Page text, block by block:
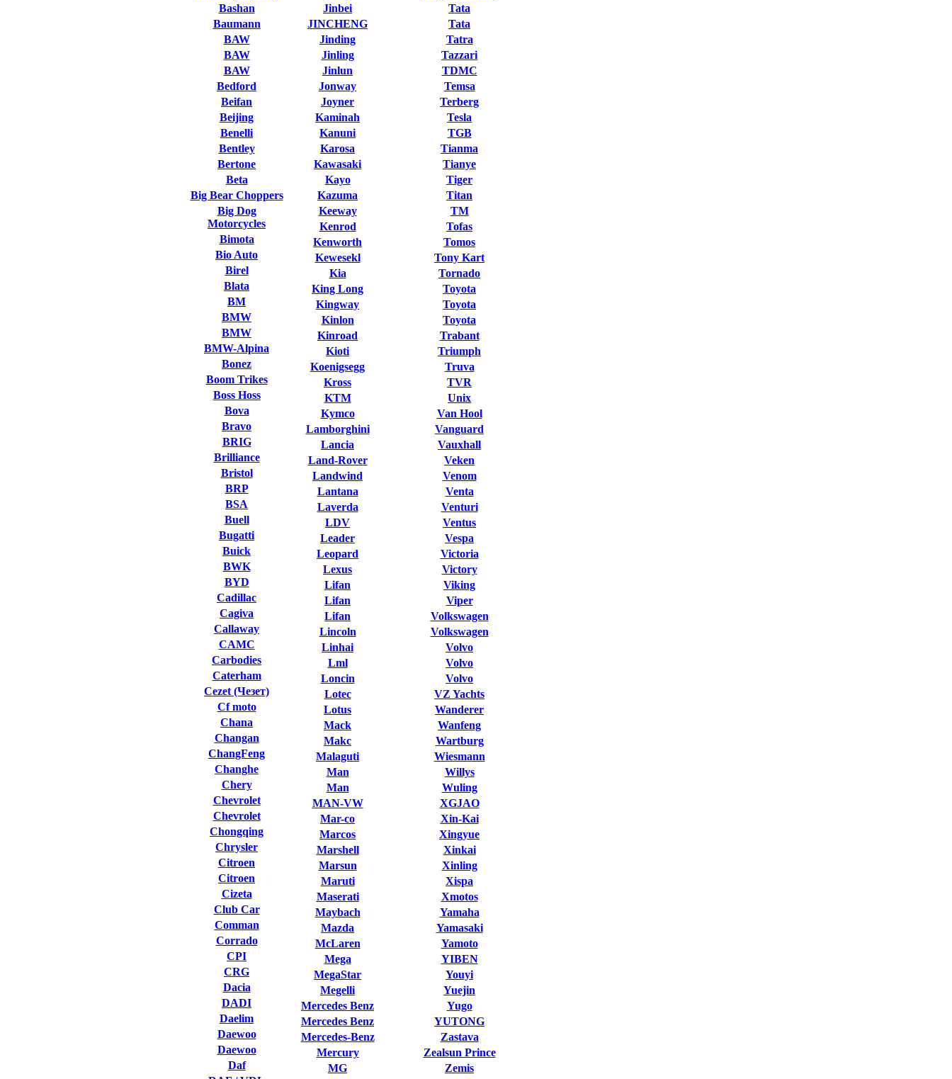
Bashan
Baumann
BAW
BAW
BAW
Bedford
Beifan
Beijing
Benelli
Bentley
Bertone
Beta
Big Bear Choppers
Big Dog
Motorcycles
Bimota
Bio Auto
Birel
Blata
BM
BMW
BMW
BMW-Alpina
Bonez
Boom Trikes
Boss Hoss
Bova
Bravo
BRIG
Brilliance
Bristol
BRP
BSA
Buell
Bugatti
Buick
BWK
BYD
Cadillac
Cagiva
Callaway
CAMC
Carbodies
Caterham
Cezet (Чезет)
Cf moto
Chana
Changan
ChangFeng
Changhe
Chery
Chevrolet
Chevrolet
Chongqing
Chrysler
Citroen
Citroen
Cizeta
Club Сar
Comman
Corrado
CPI
CRG
Dacia
DADI
Daelim
Daewoo
Daewoo
Daf
Jinbei
JINCHENG
Jinding
Jinling
Jinlun
Jonway
Joyner
Kaminah
Kanuni
Karosa
Kawasaki
Kayo
Kazuma
Keeway
Kenrod
Kenworth
Kewesekl
Kia
King Long
Kingway
Kinlon
Kinroad
Kioti
Koenigsegg
Kross
KTM
Kymco
Lamborghini
Lancia
Land-Rover
Landwind
Lantana
Laverda
LDV
Leader
Leopard
Lexus
Lifan
Lifan
Lifan
Lincoln
Linhai
Lml
Loncin
Lotec
Lotus
Mack
Makc
Malaguti
Man
Man
MAN-VW
Mar-co
Marcos
Marshell
Marsun
Maruti
Maserati
Maybach
Mazda
McLaren
Mega
MegaStar
Megelli
Mercedes Benz
Mercedes Benz
Mercedes-Benz
Mercury
MG
Tata
Tata
Tatra
Tazzari
TDMC
Temsa
Terberg
Tesla
TGB
Tianma
Tianye
Tiger
Titan
TM
Tofas
Tomos
Tony Kart
Tornado
Toyota
Toyota
Toyota
Trabant
Triumph
Truva
TVR
Unix
Van Hool
Vanguard
Vauxhall
Veken
Venom
Venta
Venturi
Ventus
Vespa
Victoria
Victory
Viking
Viper
Volkswagen
Volkswagen
Volvo
Volvo
Volvo
VZ Yachts
Wanderer
Wanfeng
Wartburg
Wiesmann
Willys
Wuling
XGJAO
Xin-Kai
Xingyue
Xinkai
Xinling
Xispa
Xmotos
Yamaha
Yamasaki
Yamoto
YIBEN
Youyi
Yuejin
Yugo
YUTONG
Zastava
Zealsun Prince
Zemis